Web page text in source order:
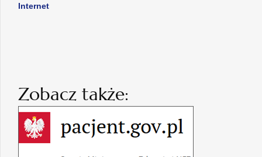
Internet
Zobacz także: